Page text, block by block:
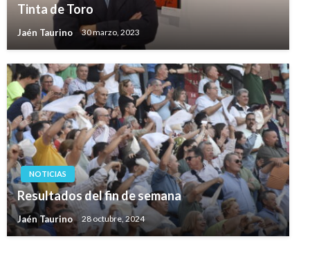
Tinta de Toro
Jaén Taurino 30 marzo, 2023
NOTICIAS
Resultados del fin de semana
Jaén Taurino 28 octubre, 2024